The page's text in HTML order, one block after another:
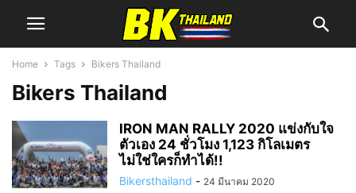
Home Tags Bikers Thailand
Bikers Thailand
IRON MAN RALLY 2020 แข่งกับใจ
ตัวเอง 24 ชั่วโมง 1,123 กิโลเมตร
ไม่ใช่ใครก็ทำได้!!
Bikersthailand - 24 มีนาคม 2020